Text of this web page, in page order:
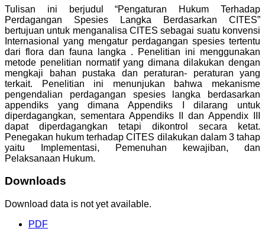
Tulisan ini berjudul “Pengaturan Hukum Terhadap
Perdagangan Spesies Langka Berdasarkan CITES”
bertujuan untuk menganalisa CITES sebagai suatu konvensi
Internasional yang mengatur perdagangan spesies tertentu
dari flora dan fauna langka . Penelitian ini menggunakan
metode penelitian normatif yang dimana dilakukan dengan
mengkaji bahan pustaka dan peraturan- peraturan yang
terkait. Penelitian ini menunjukan bahwa mekanisme
pengendalian perdagangan spesies langka berdasarkan
appendiks yang dimana Appendiks I dilarang untuk
diperdagangkan, sementara Appendiks II dan Appendix III
dapat diperdagangkan tetapi dikontrol secara ketat.
Penegakan hukum terhadap CITES dilakukan dalam 3 tahap
yaitu Implementasi, Pemenuhan kewajiban, dan
Pelaksanaan Hukum.
Downloads
Download data is not yet available.
PDF